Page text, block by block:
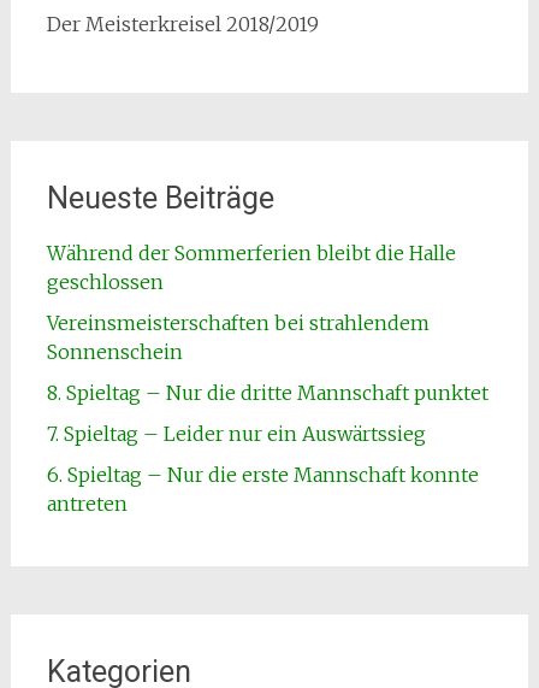
Der Meisterkreisel 2018/2019
Neueste Beiträge
Während der Sommerferien bleibt die Halle
geschlossen
Vereinsmeisterschaften bei strahlendem
Sonnenschein
8. Spieltag – Nur die dritte Mannschaft punktet
7. Spieltag – Leider nur ein Auswärtssieg
6. Spieltag – Nur die erste Mannschaft konnte
antreten
Kategorien